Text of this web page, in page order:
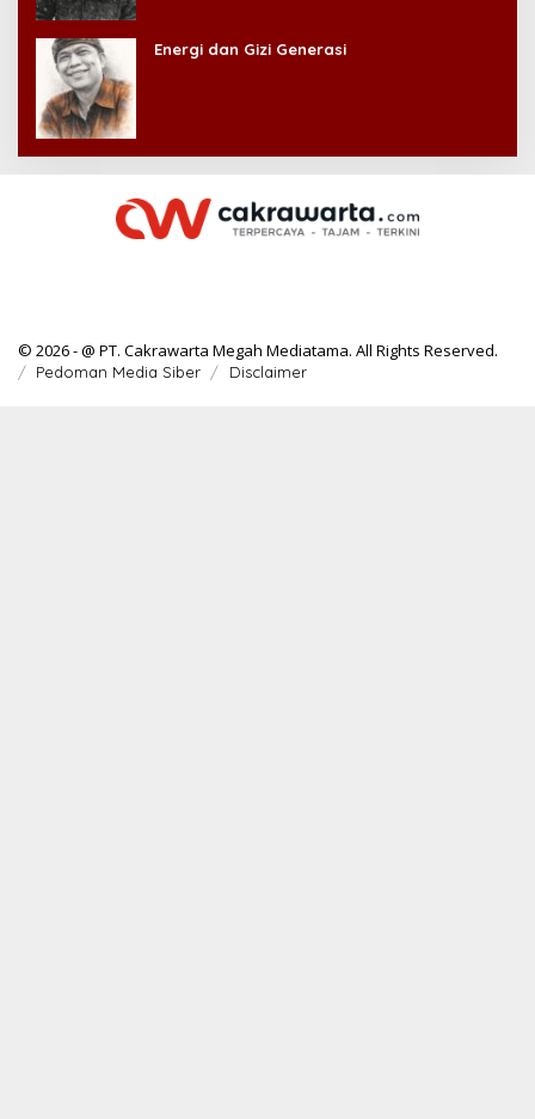
Energi dan Gizi Generasi
© 2026 - @ PT. Cakrawarta Megah Mediatama. All Rights Reserved.
Pedoman Media Siber Disclaimer